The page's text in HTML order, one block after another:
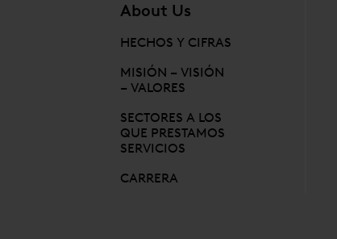
About Us
HECHOS Y CIFRAS
MISIÓN – VISIÓN
– VALORES
SECTORES A LOS
QUE PRESTAMOS
SERVICIOS
CARRERA